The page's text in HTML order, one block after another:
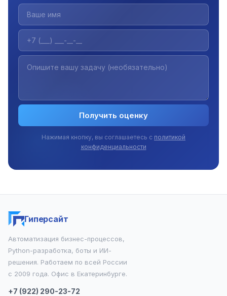
Получить оценку
Нажимая кнопку, вы соглашаетесь с политикой
конфиденциальности
Гиперсайт
Автоматизация бизнес-процессов,
Python-разработка, боты и ИИ-
решения. Работаем по всей России
с 2009 года. Офис в Екатеринбурге.
+7 (922) 290-23-72